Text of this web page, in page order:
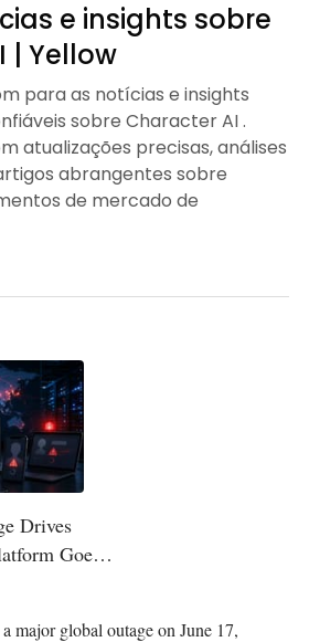
e insights sobre
| Yellow
para as notícias e insights
sobre Character AI .
atualizações precisas, análises
abrangentes sobre
de mercado de
Drives
Goes
major global outage on June 17,